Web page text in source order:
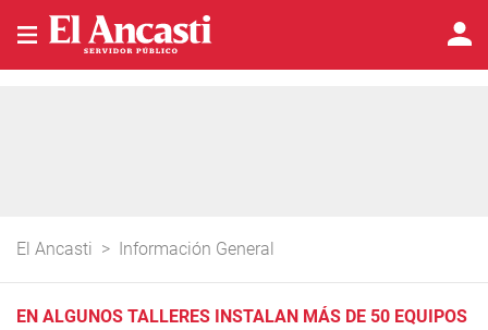
El Ancasti > Información General
EN ALGUNOS TALLERES INSTALAN MÁS DE 50 EQUIPOS